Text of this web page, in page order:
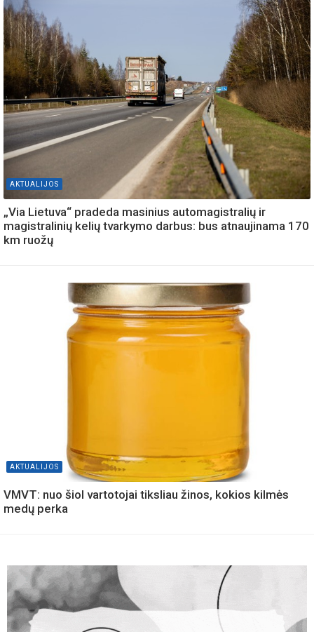
AKTUALIJOS
„Via Lietuva“ pradeda masinius automagistralių ir
magistralinių kelių tvarkymo darbus: bus atnaujinama 170
km ruožų
AKTUALIJOS
VMVT: nuo šiol vartotojai tiksliau žinos, kokios kilmės
medų perka